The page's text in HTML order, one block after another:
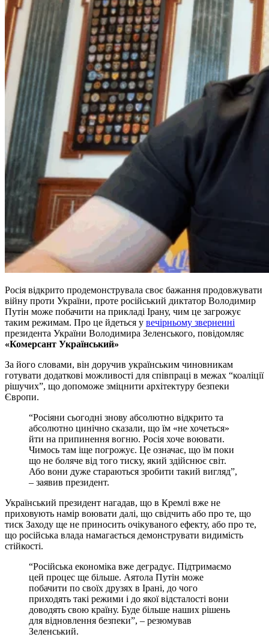
Росія відкрито продемонструвала своє бажання продовжувати
війну проти України, проте російський диктатор Володимир
Путін може побачити на прикладі Ірану, чим це загрожує
таким режимам. Про це йдеться у вечірньому зверненні
президента України Володимира Зеленського, повідомляє
«Комерсант Український»
За його словами, він доручив українським чиновникам
готувати додаткові можливості для співпраці в межах “коаліції
рішучих”, що допоможе зміцнити архітектуру безпеки
Європи.
“Росіяни сьогодні знову абсолютно відкрито та
абсолютно цинічно сказали, що їм «не хочеться»
йти на припинення вогню. Росія хоче воювати.
Чимось там іще погрожує. Це означає, що їм поки
що не боляче від того тиску, який здійснює світ.
Або вони дуже стараються зробити такий вигляд”,
– заявив президент.
Український президент нагадав, що в Кремлі вже не
приховують намір воювати далі, що свідчить або про те, що
тиск Заходу ще не приносить очікуваного ефекту, або про те,
що російська влада намагається демонструвати видимість
стійкості.
“Російська економіка вже деградує. Підтримаємо
цей процес ще більше. Аятола Путін може
побачити по своїх друзях в Ірані, до чого
приходять такі режими і до якої відсталості вони
доводять свою країну. Буде більше наших рішень
для відновлення безпеки”, – резюмував
Зеленський.